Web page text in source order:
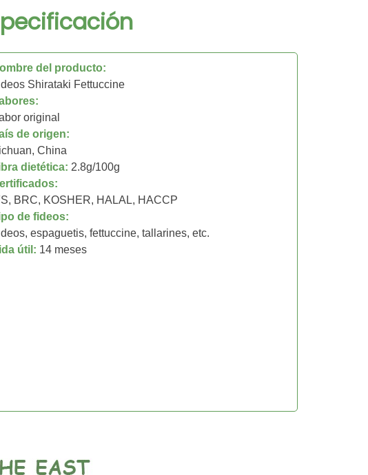
del producto:
Shirataki Fettuccine
original
de origen:
China
dietética: 2.8g/100g
BRC, KOSHER, HALAL, HACCP
de fideos:
espaguetis, fettuccine, tallarines, etc.
útil: 14 meses